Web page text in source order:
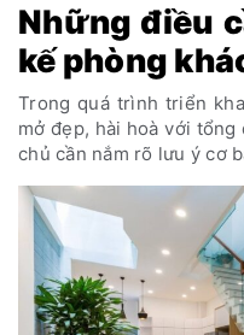
Những điều
kế phòng
Trong quá trình triển
mở đẹp, hài hoà với
chủ cần nắm rõ lưu ý cơ